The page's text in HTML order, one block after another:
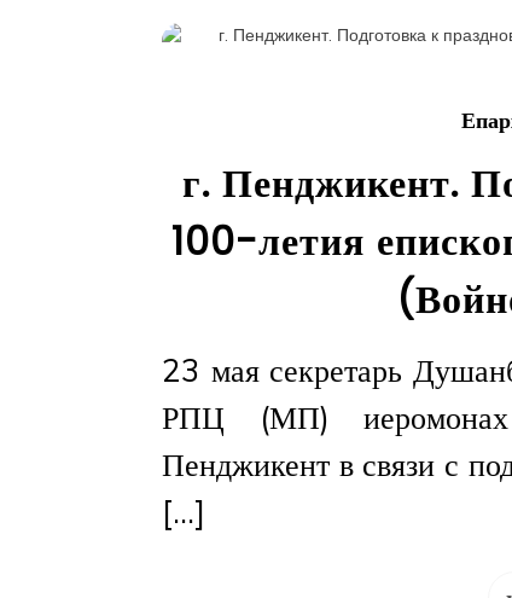
г. Пенджикент.
100-летия
23 мая секретарь
РПЦ (МП) иеромонах
Пенджикент в связи с
[…]